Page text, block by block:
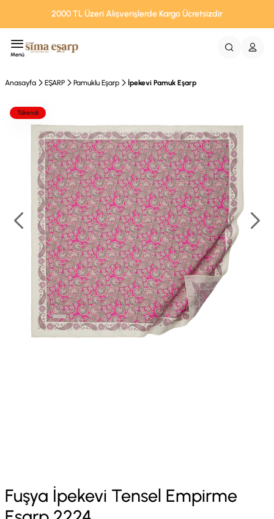
2000 TL Üzeri Alışverişlerde Kargo Ücretsizdir
Menü
Anasayfa EŞARP Pamuklu Eşarp İpekevi Pamuk Eşarp
Tükendi
Fuşya İpekevi Tensel Empirme